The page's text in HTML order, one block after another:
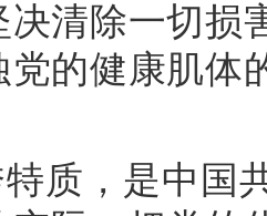
决清除一切损
党的健康肌体
质，是中国